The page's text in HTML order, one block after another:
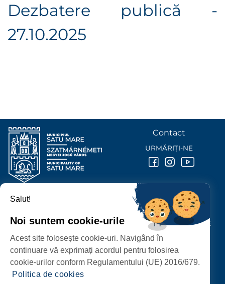
Dezbatere publică -
27.10.2025
PROTECȚIA DATELOR PERSONALE
PRIMĂRIA MUNICIPIULUI
P-ȚA 25 OCTOMBRIE, NR. 1 CORP M, 440026 SATU MARE
Contact
URMĂRIȚI-NE
Salut!
Noi suntem cookie-urile
Acest site folosește cookie-uri. Navigând în
continuare vă exprimați acordul pentru folosirea
cookie-urilor conform Regulamentului (UE) 2016/679.
Politica de cookies